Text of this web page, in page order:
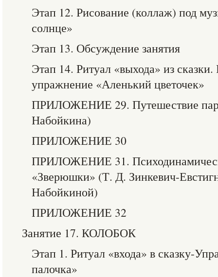
Этап 12. Рисование (коллаж) под
солнце»
Этап 13. Обсуждение занятия
Этап 14. Ритуал «выхода» из
упражнение «Аленький цветочек»
ПРИЛОЖЕНИЕ 29. Путешествие
Набойкина)
ПРИЛОЖЕНИЕ 30
ПРИЛОЖЕНИЕ 31.
«Зверюшки» (Т. Д. Зинкевич-
Набойкиной)
ПРИЛОЖЕНИЕ 32
Занятие 17. КОЛОБОК
Этап 1. Ритуал «входа» в сказку-
палочка»